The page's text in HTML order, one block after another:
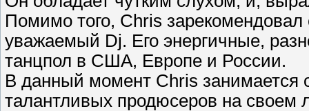
Помимо того, Chris
уважаемый Dj. Его энергичные,
танцпол в США, Европе и России.
В данный момент Chris
талантливых продюсеров на своем